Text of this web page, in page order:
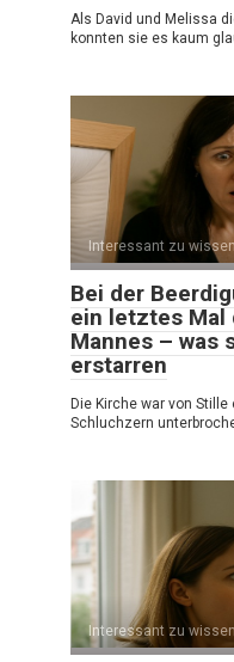
Als David und Melissa
konnten sie es kaum
Interessant zu wissen
Bei der
ein letztes Mal
Mannes – was
erstarren
Die Kirche war von
Schluchzern
Interessant zu wissen